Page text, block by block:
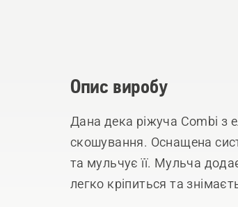
Опис виробу
Дана дека ріжуча Combi з
скошування. Оснащена
та мульчує її. Мульча
легко кріпиться та